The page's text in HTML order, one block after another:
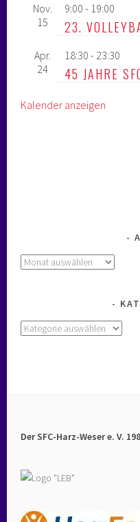
Nov.
15
9:00 - 19:00
23.
Apr.
24
18:30 - 23:30
45 JAHRE
Kalender anzeigen
Archiv
Kategorien
Der SFC-Harz-Weser e. V.